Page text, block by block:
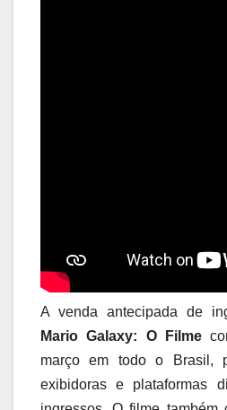
A venda antecipada de
Mario Galaxy: O Filme
março em todo o Brasil,
exibidoras e plataformas